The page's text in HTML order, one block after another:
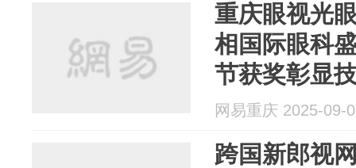
重庆眼视光
相国际眼科盛会 白内障
节获奖彰显
网易重庆 2025-09-
跨国新郎视